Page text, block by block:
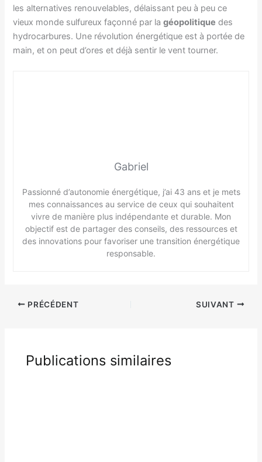
les alternatives renouvelables, délaissant peu à peu ce
vieux monde sulfureux façonné par lagéopolitique des
hydrocarbures. Une révolution énergétique est à portée de
main, et on peut d’ores et déjà sentir le vent tourner.
Gabriel
Passionné d’autonomie énergétique, j’ai 43 ans et je mets
mes connaissances au service de ceux qui souhaitent
vivre de manière plus indépendante et durable. Mon
objectif est de partager des conseils, des ressources et
des innovations pour favoriser une transition énergétique
responsable.
PRÉCÉDENT SUIVANT
Publications similaires